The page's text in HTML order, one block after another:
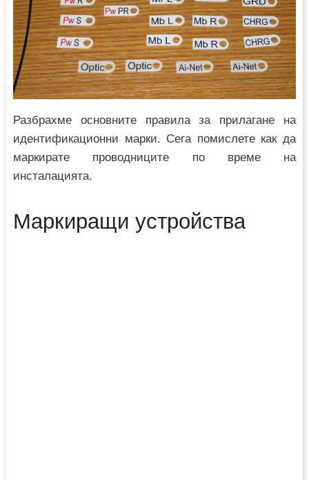
Разбрахме основните правила за прилагане на
идентификационни марки. Сега помислете как да
маркирате проводниците по време на
инсталацията.
Маркиращи устройства